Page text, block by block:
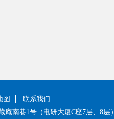
图
联系我们
南巷1号（电研大厦C座7层、8层）